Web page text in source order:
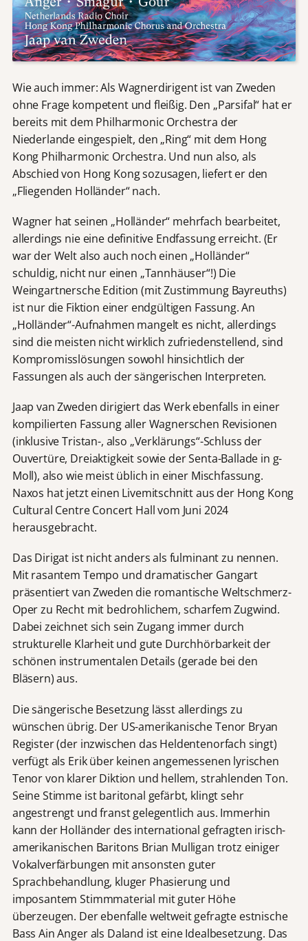
Wie auch immer: Als Wagnerdirigent ist van Zweden
ohne Frage kompetent und fleißig. Den „Parsifal“ hat er
bereits mit dem Philharmonic Orchestra der
Niederlande eingespielt, den „Ring“ mit dem Hong
Kong Philharmonic Orchestra. Und nun also, als
Abschied von Hong Kong sozusagen, liefert er den
„Fliegenden Holländer“ nach.
Wagner hat seinen „Holländer“ mehrfach bearbeitet,
allerdings nie eine definitive Endfassung erreicht. (Er
war der Welt also auch noch einen „Holländer“
schuldig, nicht nur einen „Tannhäuser“!) Die
Weingartnersche Edition (mit Zustimmung Bayreuths)
ist nur die Fiktion einer endgültigen Fassung. An
„Holländer“-Aufnahmen mangelt es nicht, allerdings
sind die meisten nicht wirklich zufriedenstellend, sind
Kompromisslösungen sowohl hinsichtlich der
Fassungen als auch der sängerischen Interpreten.
Jaap van Zweden dirigiert das Werk ebenfalls in einer
kompilierten Fassung aller Wagnerschen Revisionen
(inklusive Tristan-, also „Verklärungs“-Schluss der
Ouvertüre, Dreiaktigkeit sowie der Senta-Ballade in g-
Moll), also wie meist üblich in einer Mischfassung.
Naxos hat jetzt einen Livemitschnitt aus der Hong Kong
Cultural Centre Concert Hall vom Juni 2024
herausgebracht.
Das Dirigat ist nicht anders als fulminant zu nennen.
Mit rasantem Tempo und dramatischer Gangart
präsentiert van Zweden die romantische Weltschmerz-
Oper zu Recht mit bedrohlichem, scharfem Zugwind.
Dabei zeichnet sich sein Zugang immer durch
strukturelle Klarheit und gute Durchhörbarkeit der
schönen instrumentalen Details (gerade bei den
Bläsern) aus.
Die sängerische Besetzung lässt allerdings zu
wünschen übrig. Der US-amerikanische Tenor Bryan
Register (der inzwischen das Heldentenorfach singt)
verfügt als Erik über keinen angemessenen lyrischen
Tenor von klarer Diktion und hellem, strahlenden Ton.
Seine Stimme ist baritonal gefärbt, klingt sehr
angestrengt und franst gelegentlich aus. Immerhin
kann der Holländer des international gefragten irisch-
amerikanischen Baritons Brian Mulligan trotz einiger
Vokalverfärbungen mit ansonsten guter
Sprachbehandlung, kluger Phasierung und
imposantem Stimmmaterial mit guter Höhe
überzeugen. Der ebenfalle weltweit gefragte estnische
Bass Ain Anger als Daland ist eine Idealbesetzung. Das